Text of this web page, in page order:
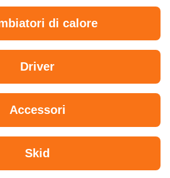
di calore
Driver
Accessori
Skid